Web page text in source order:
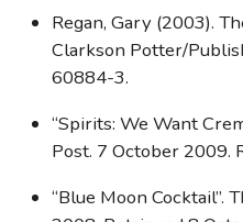
Regan, Gary (2003).
Clarkson Potter/
60884-3.
“Spirits: We Want
Post. 7 October 2009.
“Blue Moon Cocktail”.